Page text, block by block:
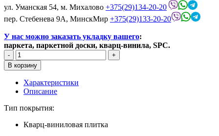
ул. Уманская 54, м. Михалово +375(29)134-20-20
пер. Стебенева 9А, МинскМир +375(29)133-20-20
У нас можно заказать укладку вашего:
паркета, паркетной доски, кварц-винила, SPC.
Характеристики
Описание
Тип покрытия:
Кварц-виниловая плитка